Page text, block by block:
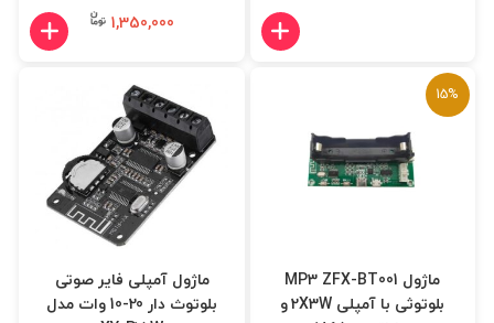
1,350,000
15%
ماژول MP3 ZFX-BT001
بلوتوثی با آمپلی 2X3W و
ماژول آمپلی فایر صوتی
بلوتوث دار 20-10 وات مدل